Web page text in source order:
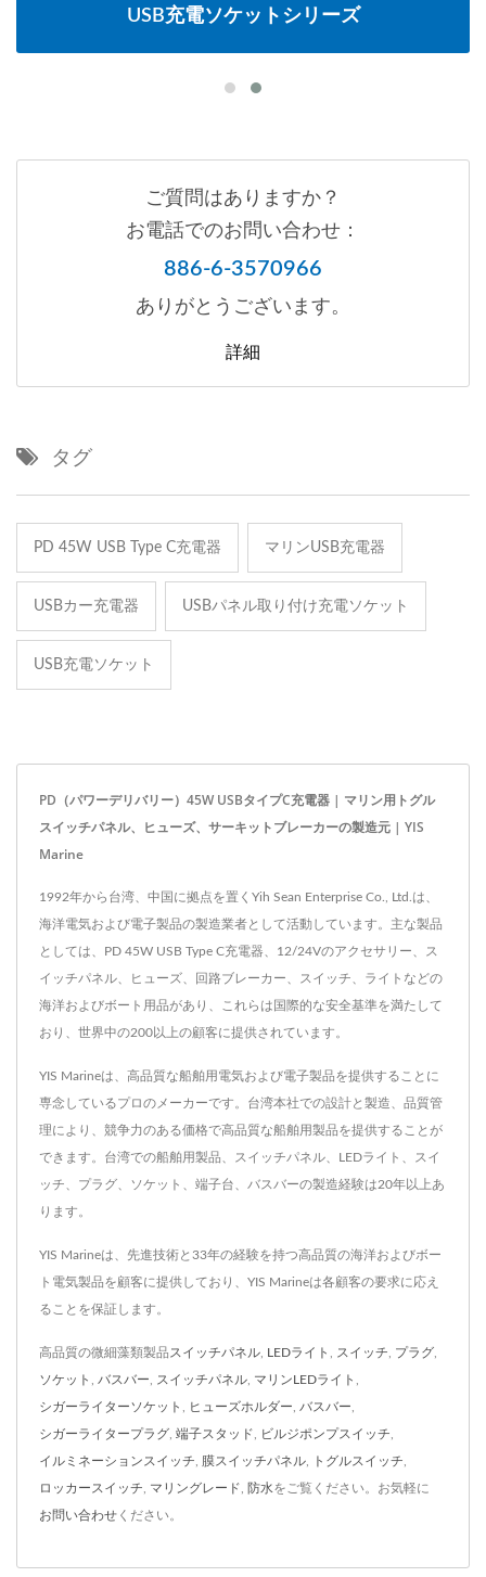
USB充電ソケットシリーズ
ご質問はありますか？
お電話でのお問い合わせ：
886-6-3570966
ありがとうございます。
詳細
タグ
PD 45W USB Type C充電器 マリンUSB充電器
USBカー充電器 USBパネル取り付け充電ソケット
USB充電ソケット
PD（パワーデリバリー）45W USBタイプC充電器 | マリン用トグル
スイッチパネル、ヒューズ、サーキットブレーカーの製造元 | YIS
Marine
1992年から台湾、中国に拠点を置くYih Sean Enterprise Co., Ltd.は、
海洋電気および電子製品の製造業者として活動しています。主な製品
としては、PD 45W USB Type C充電器、12/24Vのアクセサリー、ス
イッチパネル、ヒューズ、回路ブレーカー、スイッチ、ライトなどの
海洋およびボート用品があり、これらは国際的な安全基準を満たして
おり、世界中の200以上の顧客に提供されています。
YIS Marineは、高品質な船舶用電気および電子製品を提供することに
専念しているプロのメーカーです。台湾本社での設計と製造、品質管
理により、競争力のある価格で高品質な船舶用製品を提供することが
できます。台湾での船舶用製品、スイッチパネル、LEDライト、スイ
ッチ、プラグ、ソケット、端子台、バスバーの製造経験は20年以上あ
ります。
YIS Marineは、先進技術と33年の経験を持つ高品質の海洋およびボー
ト電気製品を顧客に提供しており、YIS Marineは各顧客の要求に応え
ることを保証します。
高品質の微細藻類製品 スイッチパネル LEDライト スイッチ プラグ
ソケット バスバー スイッチパネル マリンLEDライト
シガーライターソケット ヒューズホルダー バスバー
シガーライタープラグ 端子スタッド ビルジポンプスイッチ
イルミネーションスイッチ 膜スイッチパネル トグルスイッチ
ロッカースイッチ マリングレード 防水をご覧ください。お気軽に
お問い合わせ ください。